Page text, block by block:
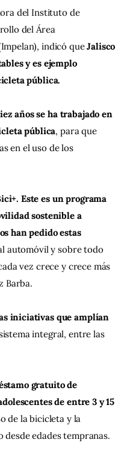
del Instituto de
del Área
indicó que Jalisco
y es ejemplo
pública.
años se ha trabajado en
pública, para que
en el uso de los
Este es un programa
sostenible a
han pedido estas
automóvil y sobre todo
vez crece y crece más
Barba.
iniciativas que amplían
integral, entre las
gratuito de
de entre 3 y 15
de la bicicleta y la
edades tempranas.